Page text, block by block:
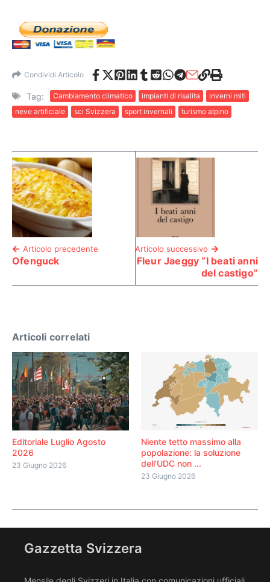
Condividi Articolo
Tag: Cambiamento climatico impianti di risalita
inverni miti
neve artificiale
sci Svizzera sport invernali turismo alpino
Articolo precedente
Ofenguck
Articolo successivo
Fleur Jaeggy “I beati anni
del castigo”
Articoli correlati
Editoriale Luglio Agosto
2026
23 Giugno 2026
Niente tetto massimo alla
popolazione: la soluzione
dell’UDC non ...
23 Giugno 2026
Gazzetta Svizzera